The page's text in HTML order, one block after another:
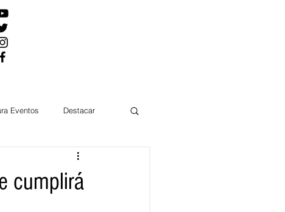
Eventos Destacar
cumplirá